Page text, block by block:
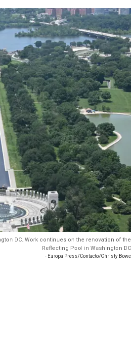
DC..Work continues on the renovation of the
Reflecting Pool in Washington DC
- Europa Press/Contacto/Christy Bowe